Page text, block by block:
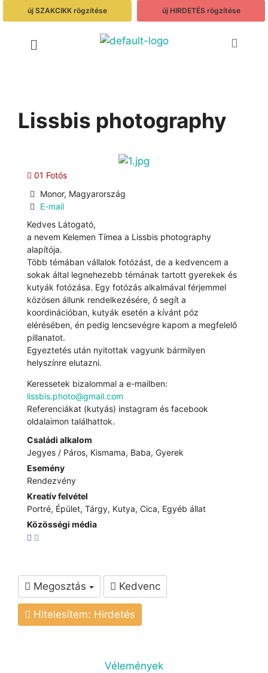
új SZAKCIKK rögzítése új HIRDETÉS rögzítése
Lissbis photography
01 Fotós
Monor, Magyarország
E-mail
Kedves Látogató,
a nevem Kelemen Tímea a Lissbis photography
alapítója.
Több témában vállalok fotózást, de a kedvencem a
sokak által legnehezebb témának tartott gyerekek és
kutyák fotózása. Egy fotózás alkalmával férjemmel
közösen állunk rendelkezésére, ő segít a
koordinációban, kutyák esetén a kívánt póz
elérésében, én pedig lencsevégre kapom a megfelelő
pillanatot.
Egyeztetés után nyitottak vagyunk bármilyen
helyszínre elutazni.
Keressetek bizalommal a e-mailben:
lissbis.photo@gmail.com
Referenciákat (kutyás) instagram és facebook
oldalaimon találhattok.
Családi alkalom
Jegyes / Páros, Kismama, Baba, Gyerek
Esemény
Rendezvény
Kreatív felvétel
Portré, Épület, Tárgy, Kutya, Cica, Egyéb állat
Közösségi média
Megosztás Kedvenc
Hitelesítem: Hirdetés
Vélemények